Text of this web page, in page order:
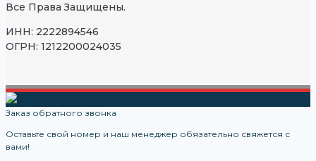
Все Права Защищены.
ИНН: 2222894546
ОГРН: 1212200024035
Заказ обратного звонка
Оставьте свой номер и наш менеджер обязательно свяжется с
вами!